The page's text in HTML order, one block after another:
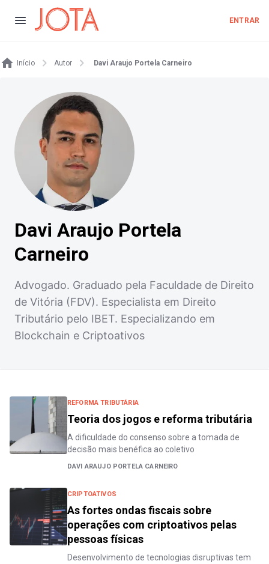
ENTRAR
Início Autor Davi Araujo Portela Carneiro
Davi Araujo Portela
Carneiro
Advogado. Graduado pela Faculdade de Direito
de Vitória (FDV). Especialista em Direito
Tributário pelo IBET. Especializando em
Blockchain e Criptoativos
REFORMA TRIBUTÁRIA
Teoria dos jogos e reforma tributária
A dificuldade do consenso sobre a tomada de
decisão mais benéfica ao coletivo
DAVI ARAUJO PORTELA CARNEIRO
CRIPTOATIVOS
As fortes ondas fiscais sobre
operações com criptoativos pelas
pessoas físicas
Desenvolvimento de tecnologias disruptivas tem